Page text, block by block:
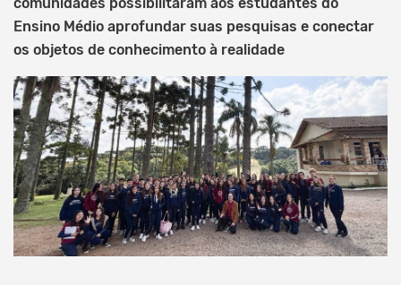
comunidades possibilitaram aos estudantes do
Ensino Médio aprofundar suas pesquisas e conectar
os objetos de conhecimento à realidade